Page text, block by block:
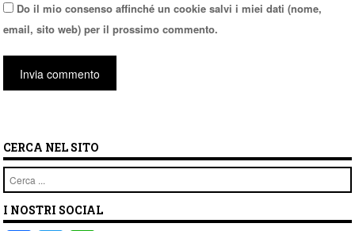
Do il mio consenso affinché un cookie salvi i miei dati (nome,
email, sito web) per il prossimo commento.
CERCA NEL SITO
Cerca
I NOSTRI SOCIAL